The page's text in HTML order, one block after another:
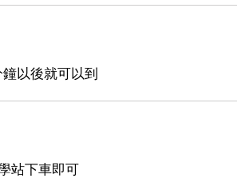
以後就可以到
站下車即可